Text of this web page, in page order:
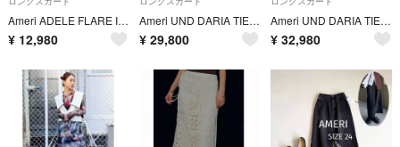
Ameri ADELE FLARE INFLATE SKIRT
¥ 12,980
Ameri UND DARIA TIERED PLEATS SKIRT ②
¥ 29,800
Ameri UND DARIA TIERED PLEATS SKIRT ①
¥ 32,980